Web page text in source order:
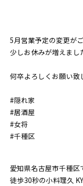
5月営業予定の変更が
少しお休みが増えまし
何卒よろしくお願い致
#隠れ家
#居酒屋
#女将
#千種区
愛知県名古屋市千種
徒歩30秒の小料理久